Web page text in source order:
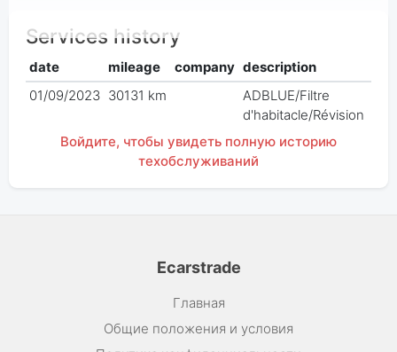
Services history
date mileage company description
01/09/2023 30131 km
ADBLUE/Filtre
d'habitacle/Révision
Войдите, чтобы увидеть полную историю
техобслуживаний
Ecarstrade
Главная
Общие положения и условия